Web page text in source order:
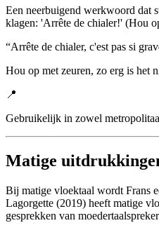
Een neerbuigend werkwoord dat
klagen: 'Arrête de chialer!' (Hou
“Arrête de chialer, c'est pas si
Hou op met zeuren, zo erg is het
📍
Gebruikelijk in zowel
Matige
Bij matige vloektaal wordt Frans
Lagorgette (2019) heeft matige
gesprekken van